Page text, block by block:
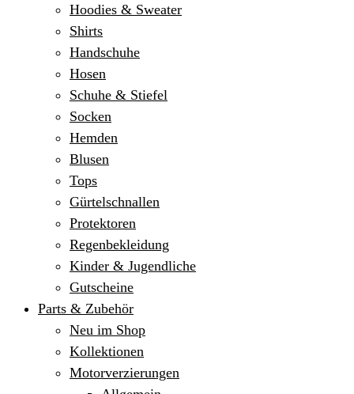
Hoodies & Sweater
Shirts
Handschuhe
Hosen
Schuhe & Stiefel
Socken
Hemden
Blusen
Tops
Gürtelschnallen
Protektoren
Regenbekleidung
Kinder & Jugendliche
Gutscheine
Parts & Zubehör
Neu im Shop
Kollektionen
Motorverzierungen